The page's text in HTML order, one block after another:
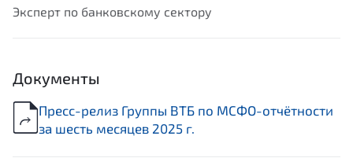
Эксперт по банковскому сектору
Документы
Пресс-релиз Группы ВТБ по МСФО-отчётности
за шесть месяцев 2025 г.